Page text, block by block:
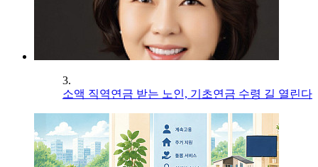
3.
소액 직역연금 받는 노인, 기초연금 수령 길 열린다